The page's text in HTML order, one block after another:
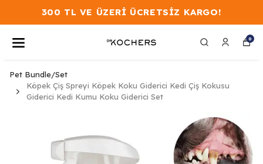
300 TL VE ÜZERİ ÜCRETSİZ KARGO!
0
Pet Bundle/Set
Köpek Çiş Spreyi Köpek Koku Giderici Kedi Çiş Kokusu
Giderici Kedi Kumu Koku Giderici Set